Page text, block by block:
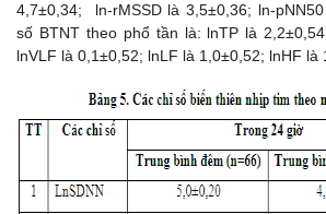
4,7±0,34; ln-rMSSD là 3,5±0,36; ln-
số BTNT theo phổ tần là: lnTP là
lnVLF là 0,1±0,52; lnLF là 1,0±0,52; lnHF là